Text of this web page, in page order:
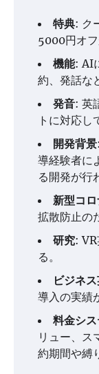
特典: ク
5000円オフ
機能: AI
約、発話な
発音: 英
トに対応し
開発背景
導経験者に
る開発が行
新型コ
拡散防止の
研究:
る。
ビジネ
導入の実績
料金シ
リュー、ス
約期間や縛